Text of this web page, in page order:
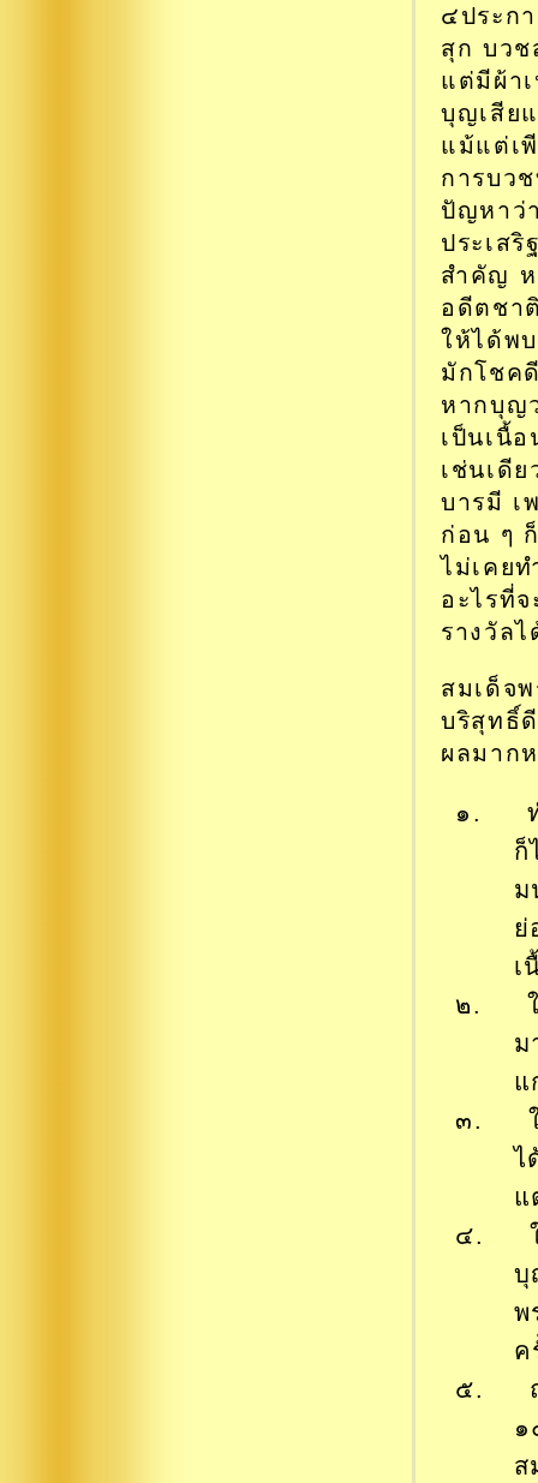
๔ประก
สุก บวช
แต่มีผ้า
บุญเสีย
แม้แต่เ
การบว
ปัญหาว่
ประเส
สำคัญ ห
อดีตชา
ให้ได้พ
มักโชค
หากบุญ
เป็นเนื้
เช่นเดี
บารมี เ
ก่อน ๆ
ไม่เคย
อะไรที่
รางวัลไ
สมเด็จ
บริสุทธิ์
ผลมาก
๑. ทำ
ก็
ม
ย่
เ
๒. ให้
ม
แ
๓. ให้
ไ
แ
๔. ให้
บุ
พ
ค
๕. ถว
๑
ส